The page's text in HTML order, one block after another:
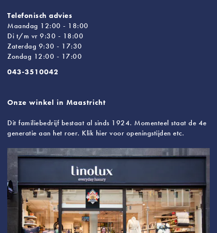
Telefonisch advies
Maandag 12:00 - 18:00
Di t/m vr 9:30 - 18:00
Zaterdag 9:30 - 17:30
Zondag 12:00 - 17:00
043-3510042
Onze winkel in Maastricht
Dit familiebedrijf bestaat al sinds 1924. Momenteel staat de 4e
generatie aan het roer. Klik hier voor openingstijden etc.